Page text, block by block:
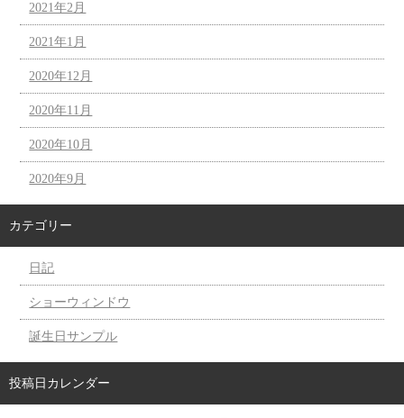
2021年2月
2021年1月
2020年12月
2020年11月
2020年10月
2020年9月
カテゴリー
日記
ショーウィンドウ
誕生日サンプル
投稿日カレンダー